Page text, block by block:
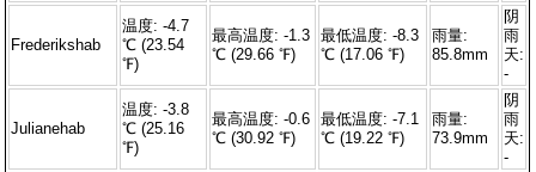
Frederikshab
温度: -4.7
℃ (23.54
℉)
最高温度: -1.3
℃ (29.66 ℉)
最低温度: -8.3
℃ (17.06 ℉)
雨量:
85.8mm
阴
雨
天:
-
Julianehab
温度: -3.8
℃ (25.16
℉)
最高温度: -0.6
℃ (30.92 ℉)
最低温度: -7.1
℃ (19.22 ℉)
雨量:
73.9mm
阴
雨
天:
-